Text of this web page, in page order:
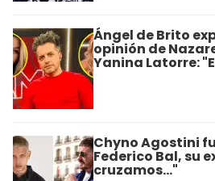
Ángel de Brito
opinión de
Yanina Latorre:
Chyno Agostini
Federico Bal, su
cruzamos..."